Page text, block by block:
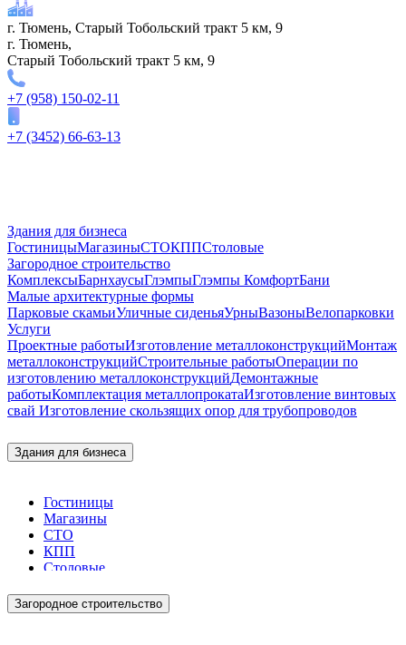
г. Тюмень, Старый Тобольский тракт 5 км, 9
г. Тюмень,
Старый Тобольский тракт 5 км, 9
+7 (958) 150-02-11
+7 (3452) 66-63-13
Здания для бизнеса
ГостиницыМагазиныСТОКППСтоловые
Загородное строительство
КомплексыБарнхаусыГлэмпыГлэмпы КомфортБани
Малые архитектурные формы
Парковые скамьиУличные сиденьяУрныВазоныВелопарковки
Услуги
Проектные работыИзготовление металлоконструкцийМонтаж
металлоконструкцийСтроительные работыОперации по
изготовлению металлоконструкцийДемонтажные
работыКомплектация металлопрокатаИзготовление винтовых
свай Изготовление скользящих опор для трубопроводов
Здания для бизнеса
Гостиницы
Магазины
СТО
КПП
Столовые
Загородное строительство